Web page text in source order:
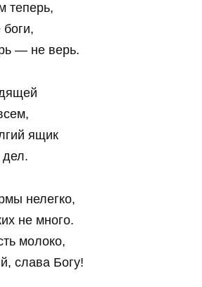
теперь,
— не верь.
ящик
дел.
нелегко,
не много.
молоко,
слава Богу!